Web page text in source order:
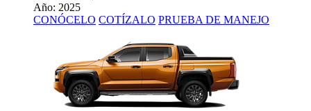
Año: 2025
CONÓCELO COTÍZALO PRUEBA DE MANEJO